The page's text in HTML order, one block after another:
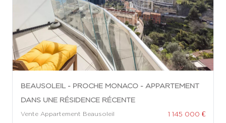
BEAUSOLEIL - PROCHE MONACO - APPARTEMENT
DANS UNE RÉSIDENCE RÉCENTE
Vente Appartement Beausoleil 1 145 000 €